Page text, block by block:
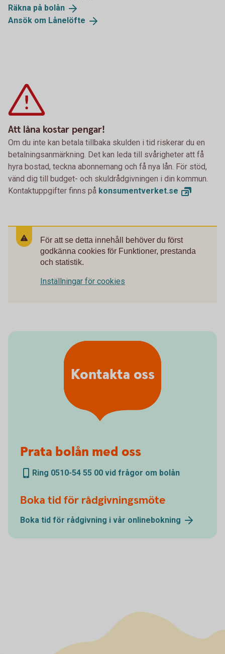
Räkna på bolån
Ansök om Lånelöfte
Att låna kostar pengar!
Om du inte kan betala tillbaka skulden i tid riskerar du en
betalningsanmärkning. Det kan leda till svårigheter att få
hyra bostad, teckna abonnemang och få nya lån. För stöd,
vänd dig till budget- och skuldrådgivningen i din kommun.
Kontaktuppgifter finns på konsumentverket.se
För att se detta innehåll behöver du först
godkänna cookies för Funktioner, prestanda
och statistik.
Inställningar för cookies
Kontakta oss
Prata bolån med oss
Ring 0510-54 55 00 vid frågor om bolån
Boka tid för rådgivningsmöte
Boka tid för rådgivning i vår onlinebokning